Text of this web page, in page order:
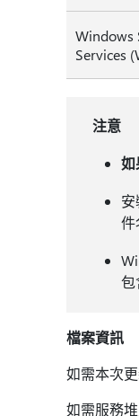
Windows
Services
注意
如
安
件
包
檔案資訊
如需本次
如需服務